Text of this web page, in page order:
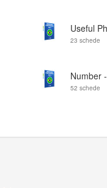
Useful
23 schede
Number
52 schede